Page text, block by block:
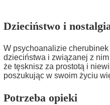
Dzieciństwo i
W psychoanalizie
dzieciństwa i związanej z
że tęsknisz za prostotą i
poszukując w swoim życiu
Potrzeba opieki